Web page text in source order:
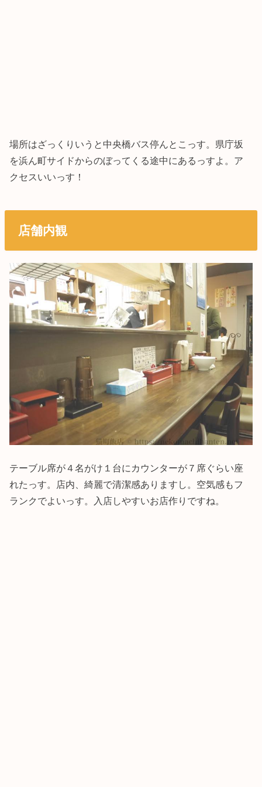
場所はざっくりいうと中央橋バス停んとこっす。県庁坂
を浜ん町サイドからのぼってくる途中にあるっすよ。ア
クセスいいっす！
店舗内観
テーブル席が４名がけ１台にカウンターが７席ぐらい座
れたっす。店内、綺麗で清潔感ありますし。空気感もフ
ランクでよいっす。入店しやすいお店作りですね。